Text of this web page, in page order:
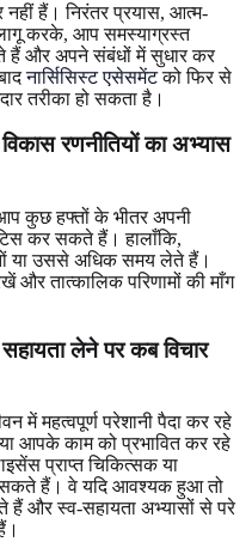
नहीं हैं। निरंतर प्रयास, आत्म-
करके, आप समस्याग्रस्त
हैं और अपने संबंधों में सुधार कर
नार्सिसिस्ट एसेसमेंटको फिर से
तरीका हो सकता है।
रणनीतियों का अभ्यास
कुछ हफ्तों के भीतर अपनी
कर सकते हैं। हालाँकि,
या उससे अधिक समय लेते हैं।
और तात्कालिक परिणामों की माँग
सहायता लेने पर कब विचार
में महत्वपूर्ण परेशानी पैदा कर रहे
आपके काम को प्रभावित कर रहे
प्राप्त चिकित्सक या
सकते हैं। वे यदि आवश्यक हुआ तो
हैं और स्व-सहायता अभ्यासों से परे